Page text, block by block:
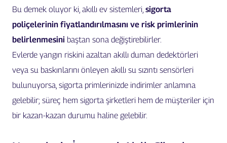
Bu demek oluyor ki, akıllı ev sistemleri, sigorta
poliçelerinin fiyatlandırılmasını ve risk primlerinin
belirlenmesini baştan sona değiştirebilirler.
Evlerde yangın riskini azaltan akıllı duman dedektörleri
veya su baskınlarını önleyen akıllı su sızıntı sensörleri
bulunuyorsa, sigorta primlerinizde indirimler anlamına
gelebilir; süreç hem sigorta şirketleri hem de müşteriler için
bir kazan-kazan durumu haline gelebilir.